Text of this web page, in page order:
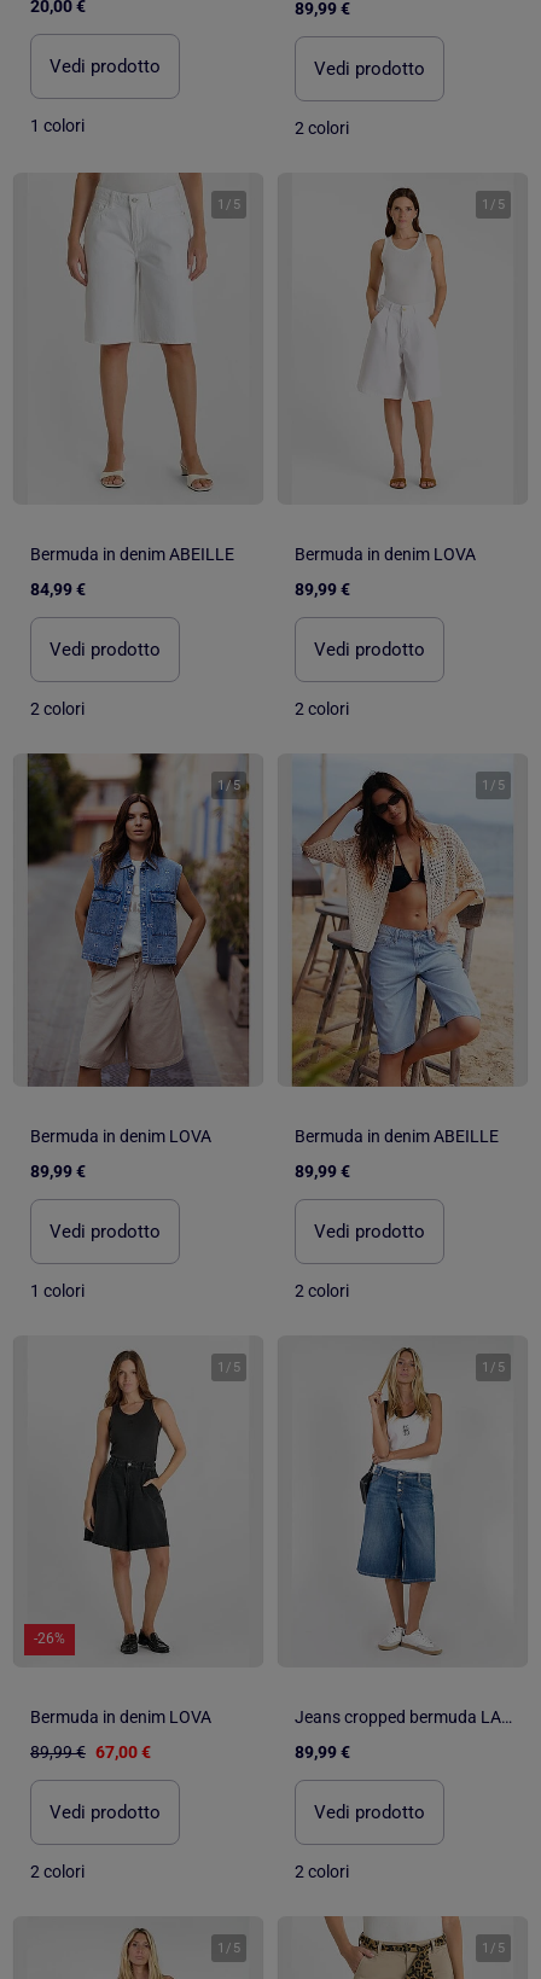
20,00 €
Vedi prodotto
1 colori
89,99 €
Vedi prodotto
2 colori
1 / 5
Bermuda in denim ABEILLE
84,99 €
Vedi prodotto
2 colori
1 / 5
Bermuda in denim LOVA
89,99 €
Vedi prodotto
2 colori
1/5
Bermuda in denim LOVA
89,99 €
Vedi prodotto
1 colori
1 / 5
Bermuda in denim ABEILLE
89,99 €
Vedi prodotto
2 colori
1 / 5
-26%
Bermuda in denim LOVA
89,99 € 67,00 €
Vedi prodotto
2 colori
1 / 5
Jeans cropped bermuda LAURA
89,99 €
Vedi prodotto
2 colori
1 / 5 1 / 5